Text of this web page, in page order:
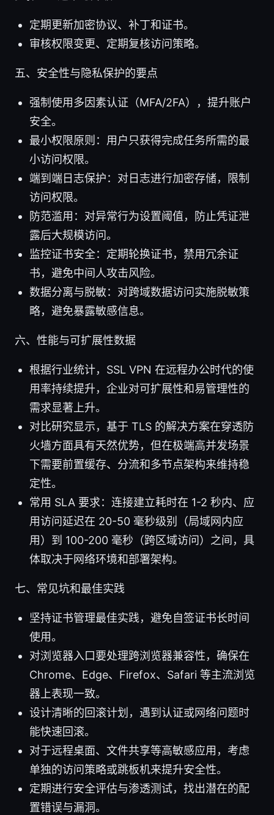
定期更新加密协议、补丁和证书。
审核权限变更、定期复核访问策略。
五、安全性与隐私保护的要点
强制使用多因素认证（MFA/2FA），提升账户
安全。
最小权限原则：用户只获得完成任务所需的最
小访问权限。
端到端日志保护：对日志进行加密存储，限制
访问权限。
防范滥用：对异常行为设置阈值，防止凭证泄
露后大规模访问。
监控证书安全：定期轮换证书，禁用冗余证
书，避免中间人攻击风险。
数据分离与脱敏：对跨域数据访问实施脱敏策
略，避免暴露敏感信息。
六、性能与可扩展性数据
根据行业统计，SSL VPN 在远程办公时代的使
用率持续提升，企业对可扩展性和易管理性的
需求显著上升。
对比研究显示，基于 TLS 的解决方案在穿透防
火墙方面具有天然优势，但在极端高并发场景
下需要前置缓存、分流和多节点架构来维持稳
定性。
常用 SLA 要求：连接建立耗时在 1-2 秒内、应
用访问延迟在 20-50 毫秒级别（局域网内应
用）到 100-200 毫秒（跨区域访问）之间，具
体取决于网络环境和部署架构。
七、常见坑和最佳实践
坚持证书管理最佳实践，避免自签证书长时间
使用。
对浏览器入口要处理跨浏览器兼容性，确保在
Chrome、Edge、Firefox、Safari 等主流浏览
器上表现一致。
设计清晰的回滚计划，遇到认证或网络问题时
能快速回滚。
对于远程桌面、文件共享等高敏感应用，考虑
单独的访问策略或跳板机来提升安全性。
定期进行安全评估与渗透测试，找出潜在的配
置错误与漏洞。